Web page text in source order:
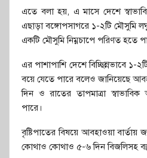
এতে বলা হয়, এ মাসে দেশে
এছাড়া বঙ্গোপসাগরে ১-২টি মৌসুমি
একটি মৌসুমি নিম্নচাপে পরিণত হতে
এর পাশাপাশি দেশে বিচ্ছিন্নভাবে
বয়ে যেতে পারে বলেও জানিয়েছে
দিন ও রাতের তাপমাত্রা স্বাভাবিক
পারে।
বৃষ্টিপাতের বিষয়ে আবহাওয়া
কোথাও কোথাও ৫-৬ দিন বিজলিসহ